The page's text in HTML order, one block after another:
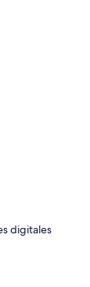
digitales